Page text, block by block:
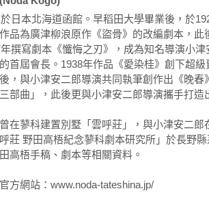
性
藝術
與變化
化
．高蒙、查爾．百代等人將電影機的原始性
續推進。
的維太放映機公開放映的試製影片，據
的浪花、紅極一時的歌舞女郎朵蘿麗塔的表
雷德．奧圖的男人打噴嚏時吹走了紙張的
特寫鏡頭）等等。至於盧米埃兄弟的電影機
扮宛如左拉的小說人物」的一群女工下班時
場一景等等，以上這些也都只是十七呎左右
為可以從中獲取龐大的利益。但是奧古斯塔
日本北海道函館。早稻田大學畢業後，於
品為廣津柳浪原作《盜骨》的改編劇本，
撰寫劇本《懺悔之刃》，成為知名導演小
首屆會長。1938年作品《愛染桂》創下超級
，與小津安二郎導演共同執筆創作出《晚
部曲」，此後更與小津安二郎導演攜手打造
在蓼科建置別墅「雲呼莊」，與小津安二郎
呼莊 野田高梧紀念蓼科劇本研究所」於長野
高梧手稿、劇本等相關資料。
方網站：www.noda-tateshina.jp/